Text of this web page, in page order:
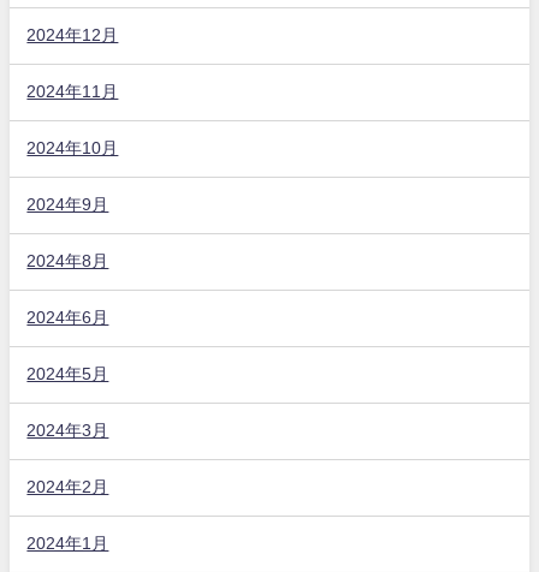
2024年12月
2024年11月
2024年10月
2024年9月
2024年8月
2024年6月
2024年5月
2024年3月
2024年2月
2024年1月